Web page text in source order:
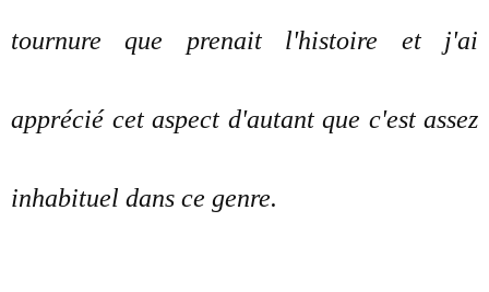
tournure que prenait l'histoire et j'ai
apprécié cet aspect d'autant que c'est assez
inhabituel dans ce genre.